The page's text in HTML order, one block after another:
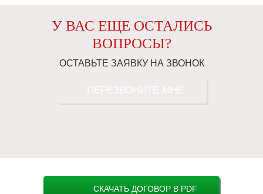
У ВАС ЕЩЕ ОСТАЛИСЬ
ВОПРОСЫ?
ОСТАВЬТЕ ЗАЯВКУ НА ЗВОНОК
СКАЧАТЬ ДОГОВОР В PDF